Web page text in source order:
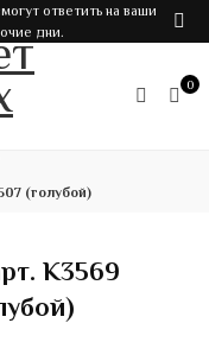
ответить на ваши
дни.
0
(голубой)
K3569